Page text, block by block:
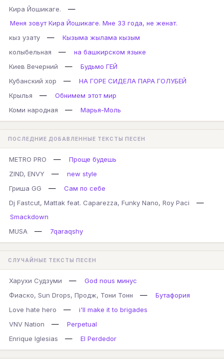
Кира Йошикаге.
—
Меня зовут Кира Йошикаге. Мне 33 года, не женат.
кыз узату
—
Кызыма жылама кызым
колыбельная
—
на башкирском языке
Киев Вечерний
—
Будьмо ГЕЙ
Кубанский хор
—
НА ГОРЕ СИДЕЛА ПАРА ГОЛУБЕЙ
Крылья
—
Обнимем этот мир
Коми народная
— Марья-Моль
ПОСЛЕДНИЕ ДОБАВЛЕННЫЕ ТЕКСТЫ ПЕСЕН
METRO PRO —
Проще будешь
ZIND, ENVY
—
new style
Гриша GG
—
Сам по себе
Dj Fastcut, Mattak feat. Caparezza, Funky Nano, Roy Paci
—
Smackdown
MUSA
— 7qaraqshy
СЛУЧАЙНЫЕ ТЕКСТЫ ПЕСЕН
Харухи Судзуми —
God nous минус
Фиаско, Sun Drops, Продж, Тони Тонн
—
Бутафория
Love hate hero
—
i'll make it to brigades
VNV Nation
—
Perpetual
Enrique Iglesias
— El Perdedor